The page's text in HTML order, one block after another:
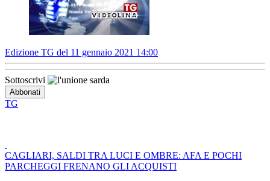
Edizione TG del 11 gennaio 2021 14:00
Sottoscrivi
TG
CAGLIARI, SALDI TRA LUCI E OMBRE: AFA E POCHI
PARCHEGGI FRENANO GLI ACQUISTI